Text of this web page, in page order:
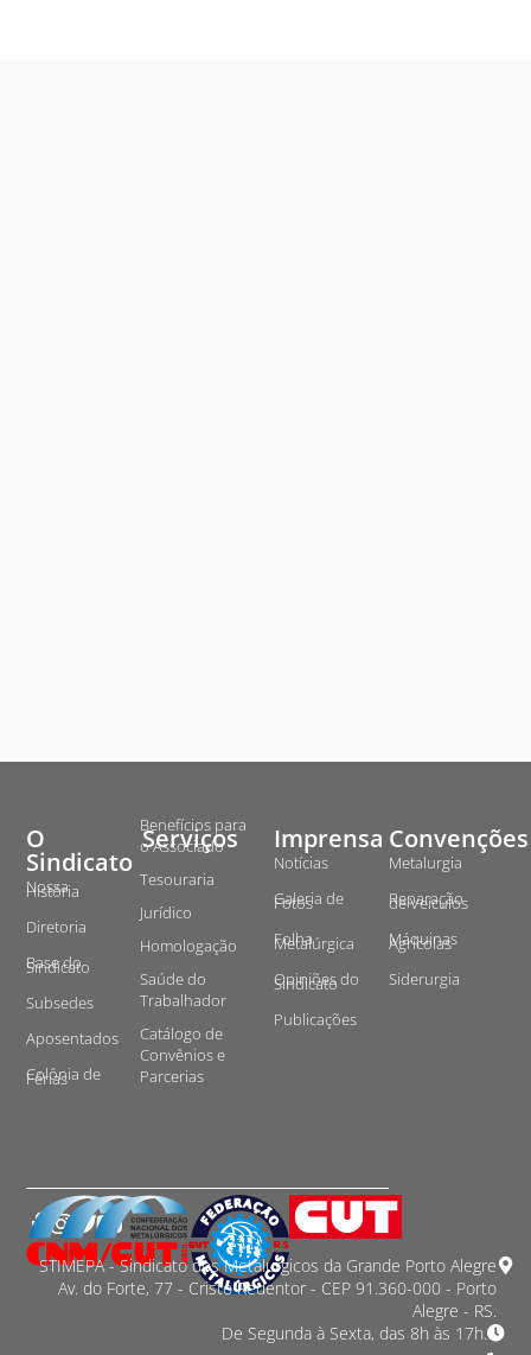
O
Sindicato
Nossa
História
Diretoria
Base do
Sindicato
Subsedes
Aposentados
Colônia de
Férias
Serviços
Benefícios para
o Associado
Tesouraria
Jurídico
Homologação
Saúde do
Trabalhador
Catálogo de
Convênios e
Parcerias
Imprensa
Notícias
Galeria de
Fotos
Folha
Metalúrgica
Opiniões do
Sindicato
Publicações
Convenções
Metalurgia
Reparação
de Veículos
Máquinas
Agrícolas
Siderurgia
STIMEPA - Sindicato dos Metalurgicos da Grande Porto Alegre
Av. do Forte, 77 - Cristo Redentor - CEP 91.360-000 - Porto
Alegre - RS.
De Segunda à Sexta, das 8h às 17h.